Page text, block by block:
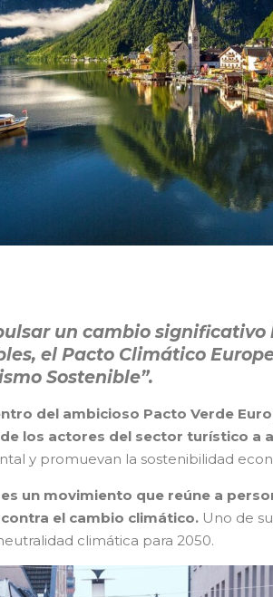
un cambio
el Pacto Climático
Sostenible”.
del ambicioso Pacto Verde
los actores del sector turístico a
y promuevan la sostenibilidad
un movimiento que reúne a
el cambio climático. Uno de
climática para 2050.